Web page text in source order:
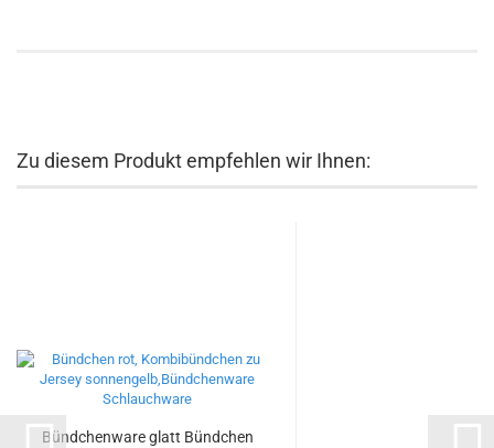
Zu diesem Produkt empfehlen wir Ihnen:
Bündchenware glatt Bündchen